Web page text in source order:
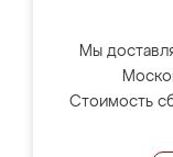
Мы
Стоимость